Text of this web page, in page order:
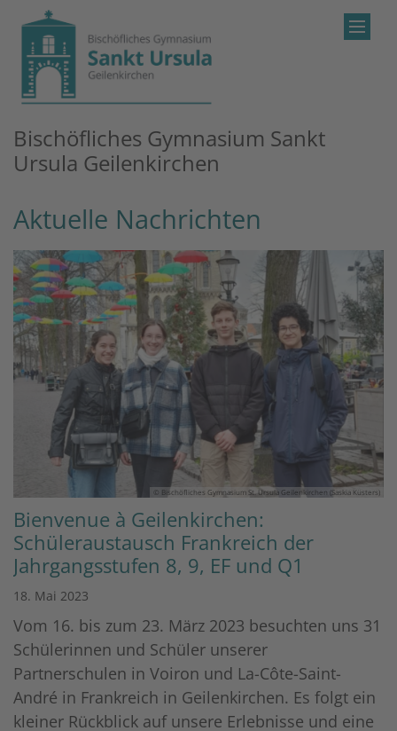
Zum Inhalt springen
Bischöfliches Gymnasium Sankt
Ursula Geilenkirchen
Aktuelle Nachrichten
© Bischöfliches Gymnasium St. Ursula Geilenkirchen (Saskia Küsters)
Bienvenue à Geilenkirchen:
Schüleraustausch Frankreich der
Jahrgangsstufen 8, 9, EF und Q1
18. Mai 2023
Vom 16. bis zum 23. März 2023 besuchten uns 31
Schülerinnen und Schüler unserer
Partnerschulen in Voiron und La-Côte-Saint-
André in Frankreich in Geilenkirchen. Es folgt ein
kleiner Rückblick auf unsere Erlebnisse und eine